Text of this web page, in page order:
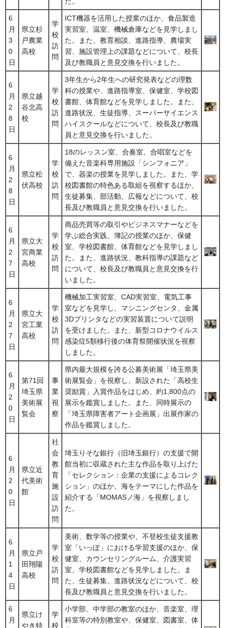
6
月
3
0
日
県立杉
戸農業
高校
学
校
訪
問
ICT機器を活用した授業のほか、食品製造
実習室、温室、機械倉庫などを見学しまし
た。また、教育相談、進路指導、農場実
習、施設管理上の課題などについて、校長
及び教職員と意見交換を行いました。
6
月
2
8
日
県立越
谷北高
校
学
校
訪
問
3年生から2年生への研究発表などの理数
科の授業や、進路指導室、保健室、学校図
書館、体育館などを見学しました。また、
進路状況、生徒指導、スーパーサイエンス
ハイスクールなどについて、校長及び教職
員と意見交換を行いました。
6
月
2
8
日
県立松
伏高校
学
校
訪
問
18のレッスン室、合奏室、合唱室などを
備えた音楽科専用施設「シンフォニア」
で、器楽の授業を見学しました。また、学
校図書館の特色ある取組を視察するほか、
生徒募集、部活動、広報などについて、校
長及び教職員と意見交換を行いました。
6
月
2
7
日
県立大
宮商業
高校
学
校
訪
問
商品売買等の取引やビジネスマナーなどを
学ぶ総合実践、簿記の授業のほか、保健
室、学校図書館、体育館などを見学しまし
た。また、進路状況、教科指導の課題など
について、校長及び教職員と意見交換を行
いました。
6
月
2
7
日
県立大
宮工業
高校
学
校
訪
問
機械加工実習室、CAD実習室、電気工事
室などを見学し、マシニングセンタ、金属
3Dプリンタなどの実習装置について説明
を受けました。また、新型コロナウイルス
感染症5類移行後の体育祭開催状況を視察
しました。
6
月
2
0
日
第71回
埼玉県
美術展
覧会
事
業
視
察
県内最大規模を誇る公募美術展「埼玉県美
術展覧会」を視察し、新設された「高校生
奨励賞」入賞作品をはじめ、約1,800点の
展示を鑑賞しました。また、同時展示の
「埼玉県障害者アート企画展」出展作家の
作品を鑑賞しました。
6
月
2
0
日
県立近
代美術
館
社
会
教
育
施
設
訪
問
埼玉りそな銀行（旧埼玉銀行）の支援で開
館当初に収蔵された主な作品を取り上げた
「セレクション：企業の支援によるコレク
ション」のほか、海をテーマにした作品を
紹介する「MOMASノ海」を視察しまし
た。
6
月
1
4
日
県立戸
田翔陽
高校
学
校
訪
問
美術、数学等の授業や、不登校生徒支援教
室「いっぽ」における学習支援のほか、保
健室、カウンセリングルーム、介護実習
室、学校図書館などを見学しました。ま
た、生徒募集、進路状況などについて、校
長及び教職員と意見交換を行いました。
6
月
県立け
やき特
学
校
小学部、中学部の教室のほか、音楽室、理
科室等の特別教室や、保健室、図書室、体